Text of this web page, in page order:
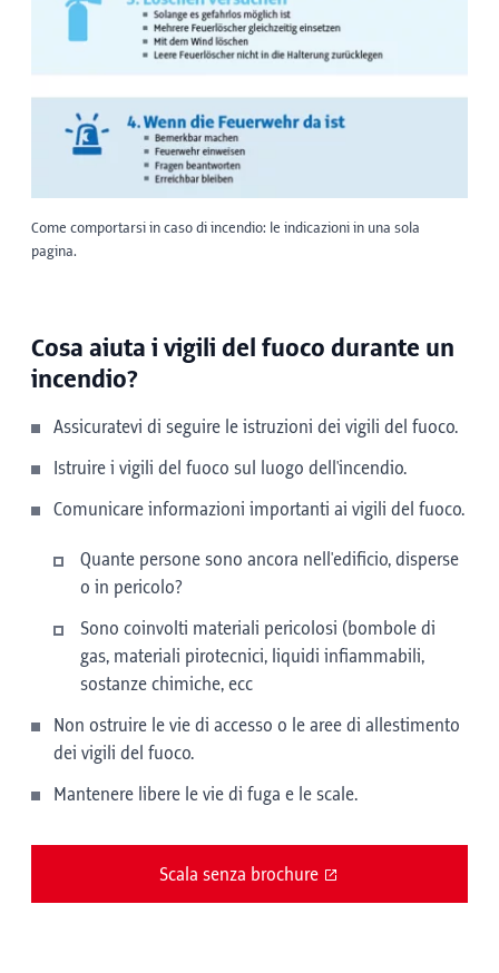
Come comportarsi in caso di incendio: le indicazioni in una sola
pagina.
Cosa aiuta i vigili del fuoco durante un
incendio?
Assicuratevi di seguire le istruzioni dei vigili del fuoco.
Istruire i vigili del fuoco sul luogo dell'incendio.
Comunicare informazioni importanti ai vigili del fuoco.
Quante persone sono ancora nell'edificio, disperse
o in pericolo?
Sono coinvolti materiali pericolosi (bombole di
gas, materiali pirotecnici, liquidi infiammabili,
sostanze chimiche, ecc
Non ostruire le vie di accesso o le aree di allestimento
dei vigili del fuoco.
Mantenere libere le vie di fuga e le scale.
Scala senza brochure